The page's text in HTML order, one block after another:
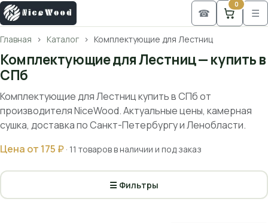
☎
0
☰
Главная Каталог Комплектующие для Лестниц
Комплектующие для Лестниц — купить в
СПб
Комплектующие для Лестниц купить в СПб от
производителя NiceWood. Актуальные цены, камерная
сушка, доставка по Санкт-Петербургу и Ленобласти.
Цена от 175 ₽ · 11 товаров в наличии и под заказ
☰ Фильтры